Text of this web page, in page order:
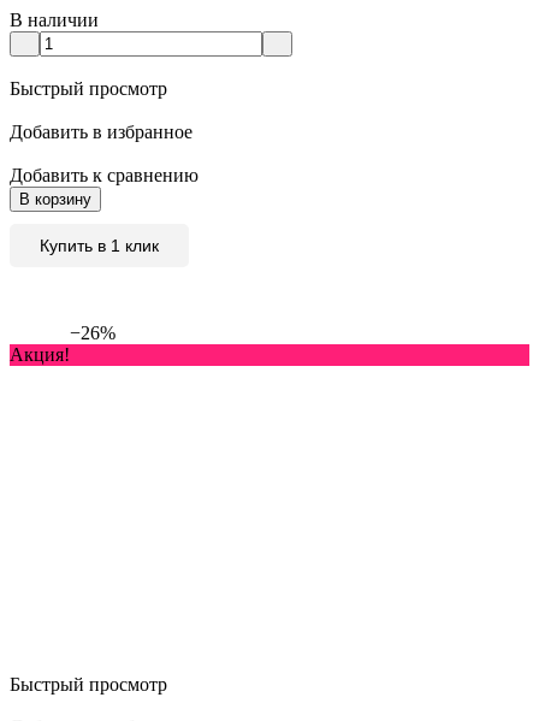
В наличии
Быстрый просмотр
Добавить в избранное
Добавить к сравнению
В корзину
Купить в 1 клик
−26%
Акция!
Быстрый просмотр